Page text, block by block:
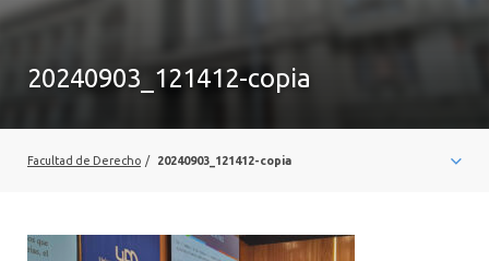
SOBRE LA FACULTAD
VINCULACIÓN CON EL MEDIO
20240903_121412-copia
Facultad de Derecho / 20240903_121412-copia